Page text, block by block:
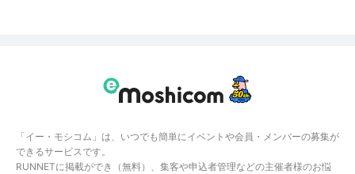
「イー・モシコム」は、いつでも簡単にイベントや会員・メンバーの募集が
できるサービスです。
RUNNETに掲載ができ（無料）、集客や申込者管理などの主催者様のお悩